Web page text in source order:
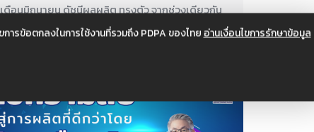
รข้อตกลงในการใช้งานที่รวมถึง PDPA ของไทยอ่านเงื่อนไขการรักษาข้อมูล
เดือนมิถุนายน ดัชนีผลผลิต ทรงตัว จากช่วงเดียวกัน
ของปีก่อน (YoY) -0.08%